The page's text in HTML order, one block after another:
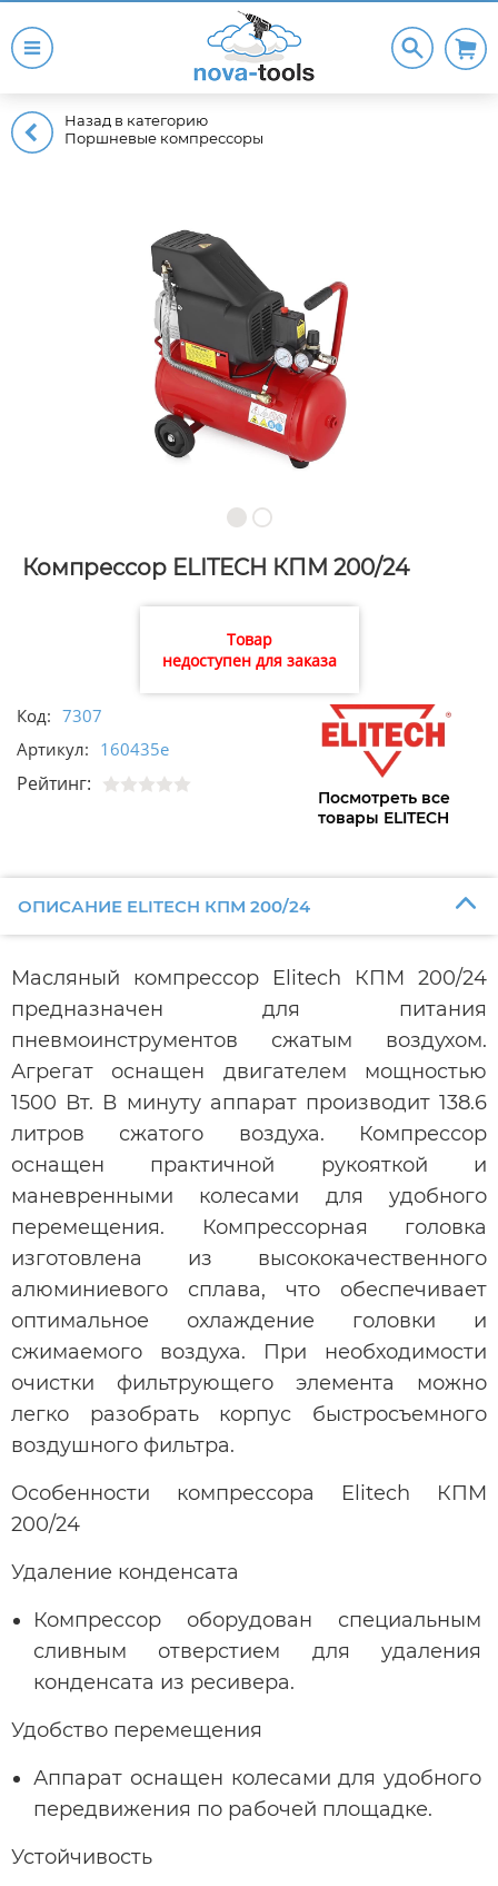
Назад в категорию
Поршневые компрессоры
Компрессор ELITECH КПМ 200/24
Товар
недоступен для заказа
Код: 7307
Артикул: 160435e
Рейтинг:
Посмотреть все
товары ELITECH
ОПИСАНИЕ ELITECH КПМ 200/24
Масляный компрессор Elitech КПМ 200/24
предназначен для питания
пневмоинструментов сжатым воздухом.
Агрегат оснащен двигателем мощностью
1500 Вт. В минуту аппарат производит 138.6
литров сжатого воздуха. Компрессор
оснащен практичной рукояткой и
маневренными колесами для удобного
перемещения. Компрессорная головка
изготовлена из высококачественного
алюминиевого сплава, что обеспечивает
оптимальное охлаждение головки и
сжимаемого воздуха. При необходимости
очистки фильтрующего элемента можно
легко разобрать корпус быстросъемного
воздушного фильтра.
Особенности компрессора Elitech КПМ
200/24
Удаление конденсата
Компрессор оборудован специальным
сливным отверстием для удаления
конденсата из ресивера.
Удобство перемещения
Аппарат оснащен колесами для удобного
передвижения по рабочей площадке.
Устойчивость